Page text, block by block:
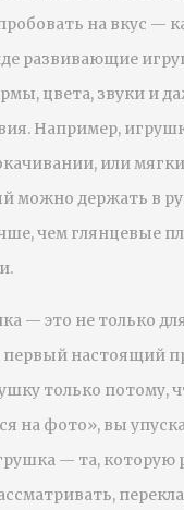
на вкус —
развивающие
цвета, звуки и
. Например,
или
можно держать в
чем глянцевые
— это не только
настоящий
только потому,
на фото», вы
— та, которую